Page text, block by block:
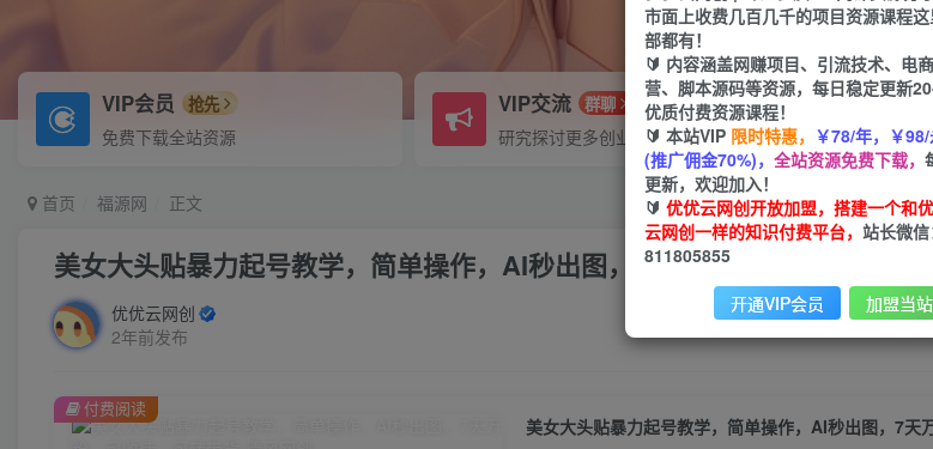
VIP会员 抢先
免费下载全站资源
VIP交流 群聊
研究探讨更多创业项目路子。 站长
首页 福源网 正文
美女大头贴暴力起号教学，简单操作，AI秒出图，7天万粉，可收徒，可转带
优优云网创
2年前发布
美女大头贴暴力起号教学，简单操作，AI秒出图，7天
付费阅读
市面上收费几百几千的项目资源课程
部都有！
🔰 内容涵盖网赚项目、引流技术、电
营、脚本源码等资源，每日稳定更新
优质付费资源课程！
🔰 本站VIP 限时特惠， ￥78/年，￥98/
(推广佣金70%)， 全站资源免费下载，
更新，欢迎加入！
🔰 优优云网创开放加盟，搭建一个和
云网创一样的知识付费平台， 站长微信
811805855
开通VIP会员 加盟当